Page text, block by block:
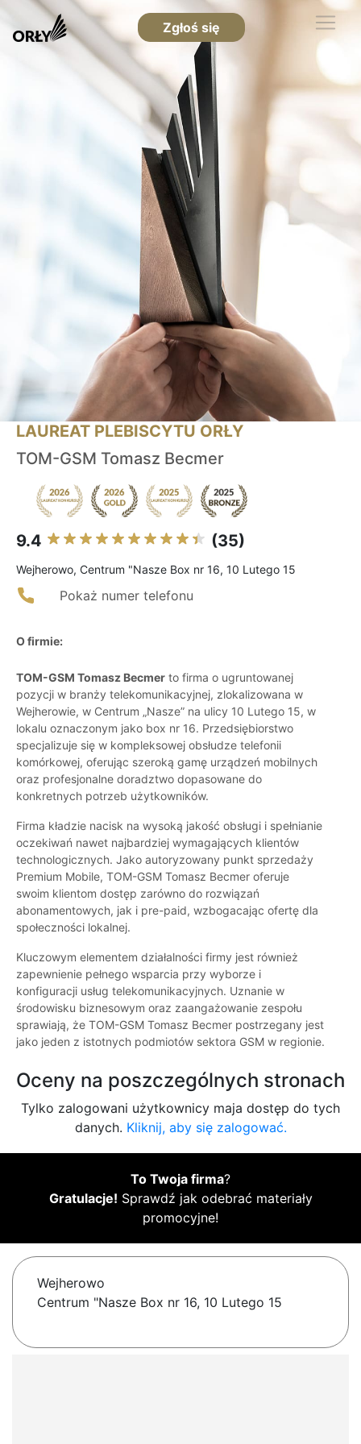
Zgłoś się
LAUREAT PLEBISCYTU ORŁY
TOM-GSM Tomasz Becmer
9.4 (35)
Wejherowo, Centrum "Nasze Box nr 16, 10 Lutego 15
Pokaż numer telefonu
O firmie:
TOM-GSM Tomasz Becmer to firma o ugruntowanej
pozycji w branży telekomunikacyjnej, zlokalizowana w
Wejherowie, w Centrum „Nasze” na ulicy 10 Lutego 15, w
lokalu oznaczonym jako box nr 16. Przedsiębiorstwo
specjalizuje się w kompleksowej obsłudze telefonii
komórkowej, oferując szeroką gamę urządzeń mobilnych
oraz profesjonalne doradztwo dopasowane do
konkretnych potrzeb użytkowników.
Firma kładzie nacisk na wysoką jakość obsługi i spełnianie
oczekiwań nawet najbardziej wymagających klientów
technologicznych. Jako autoryzowany punkt sprzedaży
Premium Mobile, TOM-GSM Tomasz Becmer oferuje
swoim klientom dostęp zarówno do rozwiązań
abonamentowych, jak i pre-paid, wzbogacając ofertę dla
społeczności lokalnej.
Kluczowym elementem działalności firmy jest również
zapewnienie pełnego wsparcia przy wyborze i
konfiguracji usług telekomunikacyjnych. Uznanie w
środowisku biznesowym oraz zaangażowanie zespołu
sprawiają, że TOM-GSM Tomasz Becmer postrzegany jest
jako jeden z istotnych podmiotów sektora GSM w regionie.
Oceny na poszczególnych stronach
Tylko zalogowani użytkownicy maja dostęp do tych
danych. Kliknij, aby się zalogować.
To Twoja firma?
Gratulacje! Sprawdź jak odebrać materiały
promocyjne!
Wejherowo
Centrum "Nasze Box nr 16, 10 Lutego 15